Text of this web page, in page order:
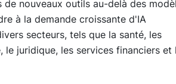
de nouveaux outils au-delà des
à la demande croissante d'IA
secteurs, tels que la santé, les
le juridique, les services financiers et